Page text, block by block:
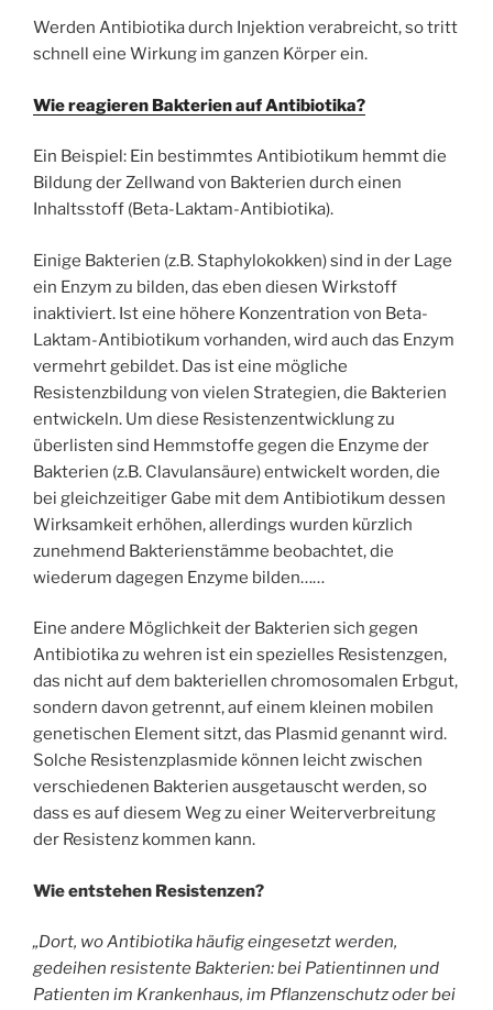
Werden Antibiotika durch Injektion verabreicht, so tritt
schnell eine Wirkung im ganzen Körper ein.
Wie reagieren Bakterien auf Antibiotika?
Ein Beispiel: Ein bestimmtes Antibiotikum hemmt die
Bildung der Zellwand von Bakterien durch einen
Inhaltsstoff (Beta-Laktam-Antibiotika).
Einige Bakterien (z.B. Staphylokokken) sind in der Lage
ein Enzym zu bilden, das eben diesen Wirkstoff
inaktiviert. Ist eine höhere Konzentration von Beta-
Laktam-Antibiotikum vorhanden, wird auch das Enzym
vermehrt gebildet. Das ist eine mögliche
Resistenzbildung von vielen Strategien, die Bakterien
entwickeln. Um diese Resistenzentwicklung zu
überlisten sind Hemmstoffe gegen die Enzyme der
Bakterien (z.B. Clavulansäure) entwickelt worden, die
bei gleichzeitiger Gabe mit dem Antibiotikum dessen
Wirksamkeit erhöhen, allerdings wurden kürzlich
zunehmend Bakterienstämme beobachtet, die
wiederum dagegen Enzyme bilden……
Eine andere Möglichkeit der Bakterien sich gegen
Antibiotika zu wehren ist ein spezielles Resistenzgen,
das nicht auf dem bakteriellen chromosomalen Erbgut,
sondern davon getrennt, auf einem kleinen mobilen
genetischen Element sitzt, das Plasmid genannt wird.
Solche Resistenzplasmide können leicht zwischen
verschiedenen Bakterien ausgetauscht werden, so
dass es auf diesem Weg zu einer Weiterverbreitung
der Resistenz kommen kann.
Wie entstehen Resistenzen?
„Dort, wo Antibiotika häufig eingesetzt werden,
gedeihen resistente Bakterien: bei Patientinnen und
Patienten im Krankenhaus, im Pflanzenschutz oder bei